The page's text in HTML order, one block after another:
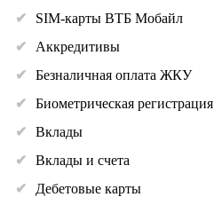
SIM-карты ВТБ Мобайл
Аккредитивы
Безналичная оплата ЖКУ
Биометрическая регистрация
Вклады
Вклады и счета
Дебетовые карты